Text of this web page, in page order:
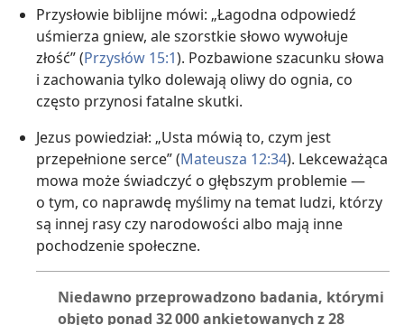
Przysłowie biblijne mówi: „Łagodna odpowiedź
uśmierza gniew, ale szorstkie słowo wywołuje
złość” (Przysłów 15:1). Pozbawione szacunku słowa
i zachowania tylko dolewają oliwy do ognia, co
często przynosi fatalne skutki.
Jezus powiedział: „Usta mówią to, czym jest
przepełnione serce” (Mateusza 12:34). Lekceważąca
mowa może świadczyć o głębszym problemie —
o tym, co naprawdę myślimy na temat ludzi, którzy
są innej rasy czy narodowości albo mają inne
pochodzenie społeczne.
Niedawno przeprowadzono badania, którymi
objęto ponad 32 000 ankietowanych z 28